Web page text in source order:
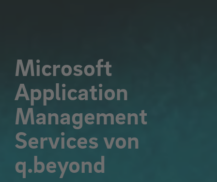
Microsoft
Application
Management
Services von
q.beyond